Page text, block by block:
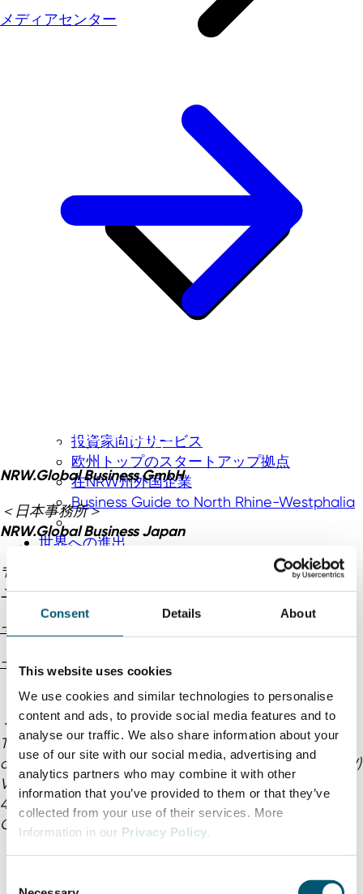
Consent Details About
This website uses cookies
We use cookies and similar technologies to personalise
content and ads, to provide social media features and to
analyse our traffic. We also share information about your
use of our site with our social media, advertising and
analytics partners who may combine it with other
information that you’ve provided to them or that they’ve
collected from your use of their services. More
Information in our Privacy Policy.
投資家向けサービス
欧州トップのスタートアップ拠点
在NRW州外国企業
Business Guide to North Rhine-Westphalia
世界への進出
メディアセンター
NRW.Global Business GmbH
＜日本事務所＞
NRW.Global Business Japan
〒102-0094 東京都千代田区紀尾井町4-1
ニューオータニガーデンコート7階
→ アクセス （日本語）
→ how to access (English)
＜ドイツ本部＞
Trade & Investment Agency
of the German State of North Rhine-Westphalia (NRW)
Völklinger Str. 4
40219 Düsseldorf
Germany